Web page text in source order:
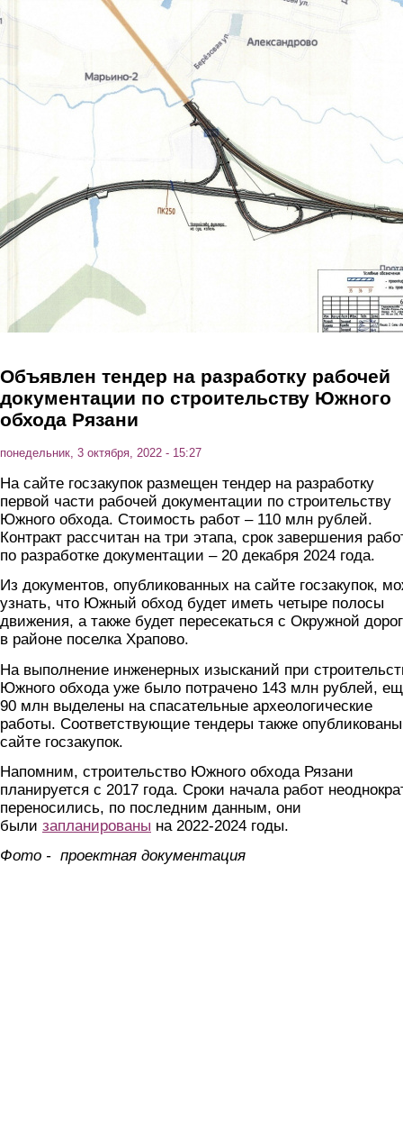
Перейти к основному содержанию
Объявлен тендер на разработку рабочей
документации по строительству Южного
обхода Рязани
понедельник, 3 октября, 2022 - 15:27
На сайте госзакупок размещен тендер на разработку
первой части рабочей документации по строительству
Южного обхода. Стоимость работ – 110 млн рублей.
Контракт рассчитан на три этапа, срок завершения
по разработке документации – 20 декабря 2024 года.
Из документов, опубликованных на сайте госзакупок,
узнать, что Южный обход будет иметь четыре полосы
движения, а также будет пересекаться с Окружной
в районе поселка Храпово.
На выполнение инженерных изысканий при
Южного обхода уже было потрачено 143 млн рублей,
90 млн выделены на спасательные археологические
работы. Соответствующие тендеры также
сайте госзакупок.
Напомним, строительство Южного обхода Рязани
планируется с 2017 года. Сроки начала работ
переносились, по последним данным, они
были запланированы на 2022-2024 годы.
Фото - проектная документация